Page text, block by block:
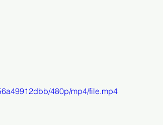
480p/mp4/file.mp4